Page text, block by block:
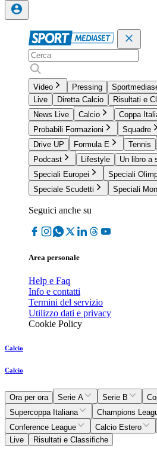
Video Pressing
Live
Diretta Calcio
Risultati e
News Live
Calcio Coppa
Probabili Formazioni
Squadre
Drive UP
Formula E Tennis
Podcast
Lifestyle
Un libro a
Speciali Europei
Speciali
Speciale Scudetti
Speciali
Seguici anche su
Area personale
Help e Faq
Info e contatti
Termini del servizio
Utilizzo dati e privacy
Cookie Policy
Calcio
Calcio
Ora per ora Serie A Serie B
Supercoppa Italiana
Champions
Conference League
Calcio Estero
Live
Risultati e Classifiche